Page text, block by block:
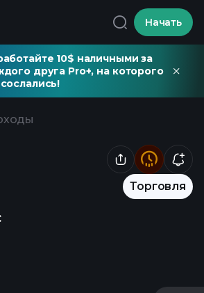
Начать
10$ наличными за
друга Pro+, на которого
Торговля